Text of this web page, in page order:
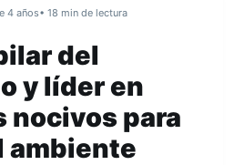
4 años• 18 min de lectura
del
y líder en
nocivos para
ambiente